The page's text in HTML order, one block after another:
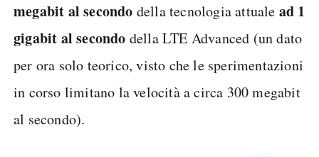
megabit al secondo della tecnologia attuale ad 1
gigabit al secondo della LTE Advanced (un dato
per ora solo teorico, visto che le sperimentazioni
in corso limitano la velocità a circa 300 megabit
al secondo).